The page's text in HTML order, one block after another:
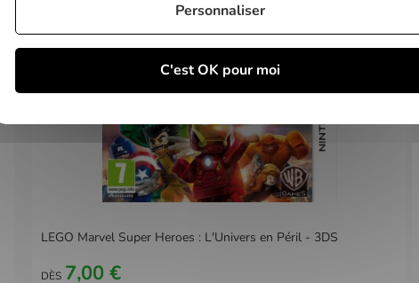
LEGO Marvel Super Heroes : L'Univers en Péril - 3DS
DÈS 7,00 €
C'est OK pour moi
Personnaliser